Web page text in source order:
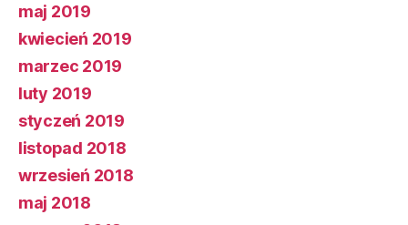
maj 2019
kwiecień 2019
marzec 2019
luty 2019
styczeń 2019
listopad 2018
wrzesień 2018
maj 2018